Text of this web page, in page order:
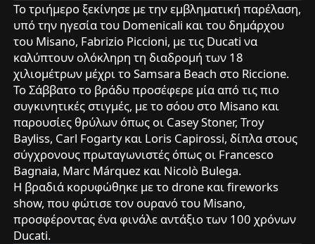
Το τριήμερο ξεκίνησε με την εμβληματική παρέλαση,
υπό την ηγεσία του Domenicali και του δημάρχου
του Misano, Fabrizio Piccioni, με τις Ducati να
καλύπτουν ολόκληρη τη διαδρομή των 18
χιλιομέτρων μέχρι το Samsara Beach στο Riccione.
Το Σάββατο το βράδυ προσέφερε μία από τις πιο
συγκινητικές στιγμές, με το σόου στο Misano και
παρουσίες θρύλων όπως οι Casey Stoner, Troy
Bayliss, Carl Fogarty και Loris Capirossi, δίπλα στους
σύγχρονους πρωταγωνιστές όπως οι Francesco
Bagnaia, Marc Márquez και Nicolò Bulega.
Η βραδιά κορυφώθηκε με το drone και fireworks
show, που φώτισε τον ουρανό του Misano,
προσφέροντας ένα φινάλε αντάξιο των 100 χρόνων
Ducati.